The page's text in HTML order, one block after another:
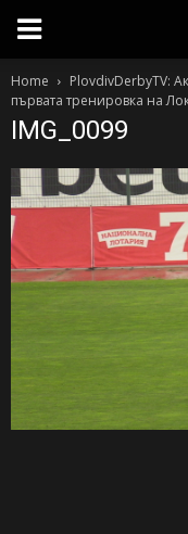
Home
PlovdivDerbyTV:
първата тренировка на
IMG_0099